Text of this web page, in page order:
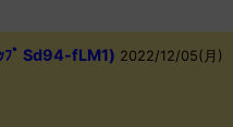
ﾌﾟ Sd94-fLM1) 2022/12/05(月)